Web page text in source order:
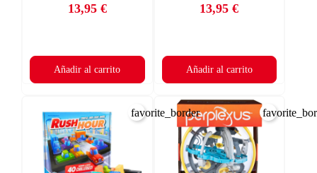
Precio
13,95 €
Añadir al carrito
Precio
13,95 €
Añadir al carrito
favorite_border